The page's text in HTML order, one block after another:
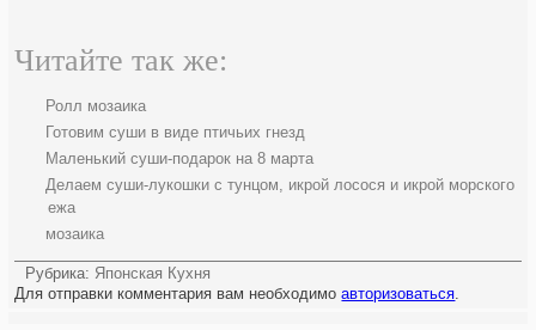
Читайте так же:
Ролл мозаика
Готовим суши в виде птичьих гнезд
Маленький суши-подарок на 8 марта
Делаем суши-лукошки с тунцом, икрой лосося и икрой морского
ежа
мозаика
Рубрика: Японская Кухня
Для отправки комментария вам необходимоавторизоваться.